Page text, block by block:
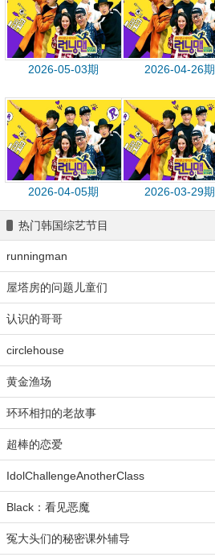
2026-05-03期 2026-04-26期
2026-04-05期 2026-03-29期
热门韩国综艺节目
runningman
屋塔房的问题儿童们
认识的哥哥
circlehouse
黄金渔场
环环相扣的老故事
超棒的恋爱
IdolChallengeAnotherClass
Black：看见恶魔
冤大头们的秘密课外辅导